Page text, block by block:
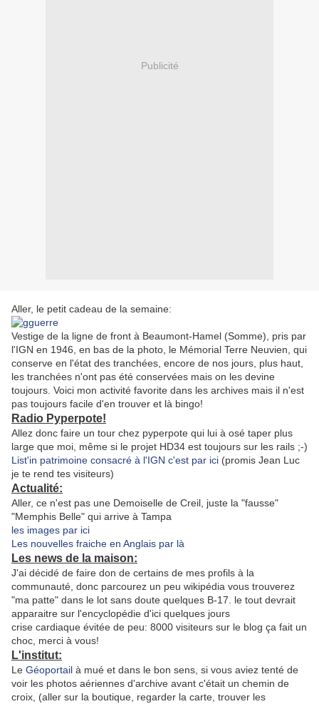
Publicité
Aller, le petit cadeau de la semaine:
Vestige de la ligne de front à Beaumont-Hamel (Somme), pris par
l'IGN en 1946, en bas de la photo, le Mémorial Terre Neuvien, qui
conserve en l'état des tranchées, encore de nos jours, plus haut,
les tranchées n'ont pas été conservées mais on les devine
toujours. Voici mon activité favorite dans les archives mais il n'est
pas toujours facile d'en trouver et là bingo!
Radio Pyperpote!
Allez donc faire un tour chez pyperpote qui lui à osé taper plus
large que moi, même si le projet HD34 est toujours sur les rails ;-)
List'in patrimoine consacré à l'IGN c'est par ici (promis Jean Luc
je te rend tes visiteurs)
Actualité:
Aller, ce n'est pas une Demoiselle de Creil, juste la "fausse"
"Memphis Belle" qui arrive à Tampa
les images par ici
Les nouvelles fraiche en Anglais par là
Les news de la maison:
J'ai décidé de faire don de certains de mes profils à la
communauté, donc parcourez un peu wikipédia vous trouverez
"ma patte" dans le lot sans doute quelques B-17. le tout devrait
apparaitre sur l'encyclopédie d'ici quelques jours
crise cardiaque évitée de peu: 8000 visiteurs sur le blog ça fait un
choc, merci à vous!
L'institut:
Le Géoportail à mué et dans le bon sens, si vous aviez tenté de
voir les photos aériennes d'archive avant c'était un chemin de
croix, (aller sur la boutique, regarder la carte, trouver les